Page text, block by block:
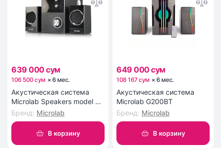
639 000 сум
106 500 сум ×6 мес.
Акустическая система
Microlab Speakers model M-
223
Бренд: Microlab
В корзину
649 000 сум
108 167 сум ×6 мес.
Акустическая система
Microlab G200BT
Бренд: Microlab
В корзину